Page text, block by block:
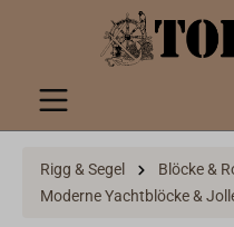
springen
Rigg & Segel
Blöcke &
Moderne Yachtblöcke &